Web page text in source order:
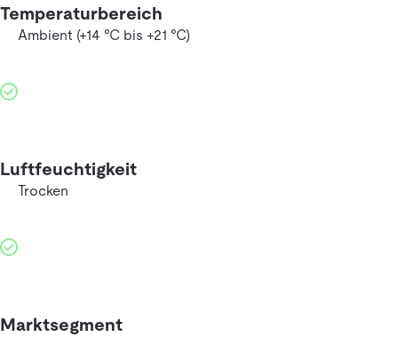
Temperaturbereich
Ambient (+14 °C bis +21 °C)
Luftfeuchtigkeit
Trocken
Marktsegment